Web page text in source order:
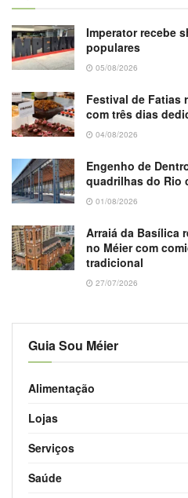
Imperator recebe
populares
05/08/2026
Festival de Fatias
com três dias
04/08/2026
Engenho de
quadrilhas do Rio
01/08/2026
Arraiá da Basílica
no Méier com
tradicional
27/07/2026
Guia Sou Méier
Alimentação
Lojas
Serviços
Saúde